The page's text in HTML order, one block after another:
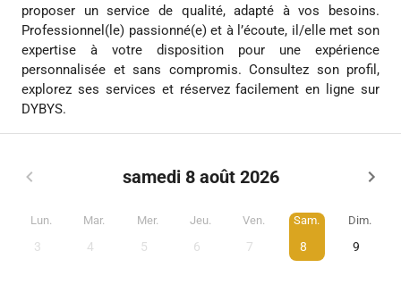
proposer un service de qualité, adapté à vos besoins.
Professionnel(le) passionné(e) et à l’écoute, il/elle met son
expertise à votre disposition pour une expérience
personnalisée et sans compromis. Consultez son profil,
explorez ses services et réservez facilement en ligne sur
DYBYS.
samedi 8 août 2026
Lun.
3
Mar.
4
Mer.
5
Jeu.
6
Ven.
7
Sam.
8
Dim.
9